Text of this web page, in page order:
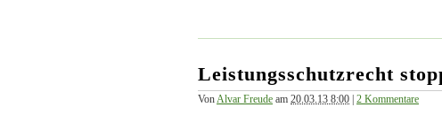
Leistungsschutzrecht
VonAlvar Freude am 20.03.13 8:00 2 Kommentare